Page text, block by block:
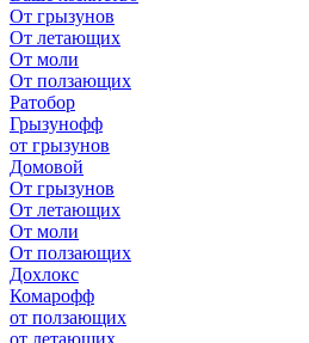
От грызунов
От летающих
От моли
От ползающих
Ратобор
Грызунофф
от грызунов
Домовой
От грызунов
От летающих
От моли
От ползающих
Дохлокс
Комарофф
от ползающих
от летающих